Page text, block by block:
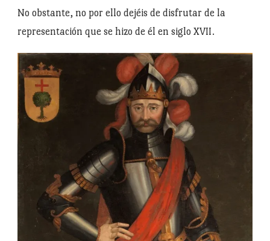
No obstante, no por ello dejéis de disfrutar de la
representación que se hizo de él en siglo XVII.